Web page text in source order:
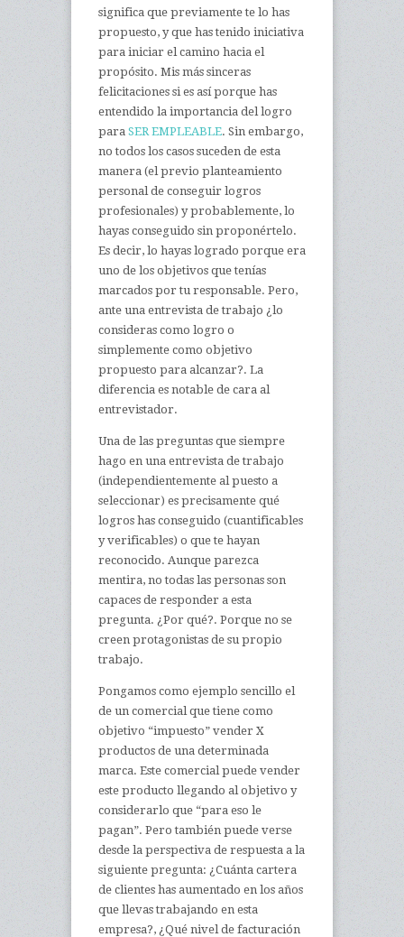
significa que previamente te lo has
propuesto, y que has tenido iniciativa
para iniciar el camino hacia el
propósito. Mis más sinceras
felicitaciones si es así porque has
entendido la importancia del logro
para SER EMPLEABLE. Sin embargo,
no todos los casos suceden de esta
manera (el previo planteamiento
personal de conseguir logros
profesionales) y probablemente, lo
hayas conseguido sin proponértelo.
Es decir, lo hayas logrado porque era
uno de los objetivos que tenías
marcados por tu responsable. Pero,
ante una entrevista de trabajo ¿lo
consideras como logro o
simplemente como objetivo
propuesto para alcanzar?. La
diferencia es notable de cara al
entrevistador.
Una de las preguntas que siempre
hago en una entrevista de trabajo
(independientemente al puesto a
seleccionar) es precisamente qué
logros has conseguido (cuantificables
y verificables) o que te hayan
reconocido. Aunque parezca
mentira, no todas las personas son
capaces de responder a esta
pregunta. ¿Por qué?. Porque no se
creen protagonistas de su propio
trabajo.
Pongamos como ejemplo sencillo el
de un comercial que tiene como
objetivo “impuesto” vender X
productos de una determinada
marca. Este comercial puede vender
este producto llegando al objetivo y
considerarlo que “para eso le
pagan”. Pero también puede verse
desde la perspectiva de respuesta a la
siguiente pregunta: ¿Cuánta cartera
de clientes has aumentado en los años
que llevas trabajando en esta
empresa?, ¿Qué nivel de facturación